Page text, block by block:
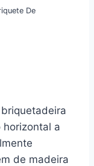
De
a
de madeira